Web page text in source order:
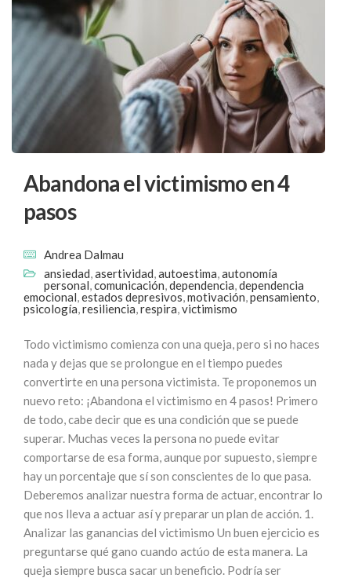
Abandona el victimismo en 4
pasos
Andrea Dalmau
ansiedad,asertividad,autoestima,autonomía
personal,comunicación,dependencia,dependencia
emocional,estados depresivos,motivación,pensamiento,
psicología,resiliencia,respira,victimismo
Todo victimismo comienza con una queja, pero si no haces
nada y dejas que se prolongue en el tiempo puedes
convertirte en una persona victimista. Te proponemos un
nuevo reto: ¡Abandona el victimismo en 4 pasos! Primero
de todo, cabe decir que es una condición que se puede
superar. Muchas veces la persona no puede evitar
comportarse de esa forma, aunque por supuesto, siempre
hay un porcentaje que sí son conscientes de lo que pasa.
Deberemos analizar nuestra forma de actuar, encontrar lo
que nos lleva a actuar así y preparar un plan de acción. 1.
Analizar las ganancias del victimismo Un buen ejercicio es
preguntarse qué gano cuando actúo de esta manera. La
queja siempre busca sacar un beneficio. Podría ser